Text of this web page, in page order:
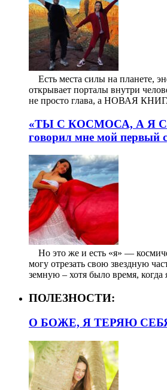
⠀ Есть места силы на планете,
открывает порталы внутри
не просто глава, а НОВАЯ
«ТЫ С КОСМОСА, А Я
говорил мне мой первый
⠀ Но это же и есть «я» —
могу отрезать свою звездную
земную – хотя было время, когда
ПОЛЕЗНОСТИ:
О БОЖЕ, Я ТЕРЯЮ